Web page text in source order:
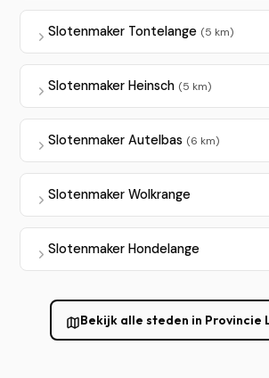
Slotenmaker Tontelange (5 km)
Slotenmaker Heinsch (5 km)
Slotenmaker Autelbas (6 km)
Slotenmaker Wolkrange
Slotenmaker Hondelange
Bekijk alle steden in Provincie